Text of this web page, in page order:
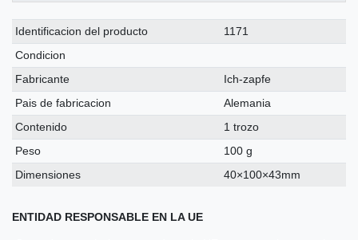
Ceres::Template.singleItemTechnicalDataAttribute
Ceres::Template.singleItemTechnicalDataValue
Identificacion del producto
1171
Condicion
Fabricante
Ich-zapfe
Pais de fabricacion
Alemania
Contenido
1 trozo
Peso
100 g
Dimensiones
40×100×43mm
ENTIDAD RESPONSABLE EN LA UE